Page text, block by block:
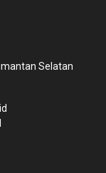
Selatan